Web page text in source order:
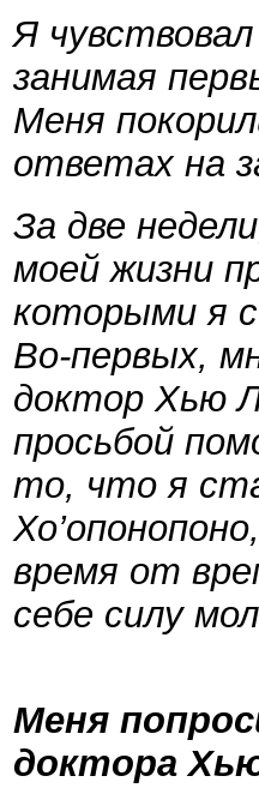
Я
занимая
Меня
ответах на
За две
моей жизни
которыми я
Во-первых,
доктор Хью
просьбой
то, что я
время от
себе силу
Меня
доктора